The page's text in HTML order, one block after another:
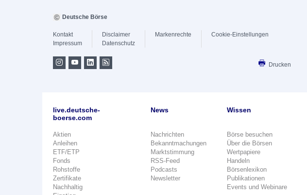
Deutsche Börse
Kontakt
Impressum
Disclaimer
Datenschutz
Markenrechte Cookie-Einstellungen
Drucken
live.deutsche-
boerse.com
Aktien
Anleihen
ETF/ETP
Fonds
Rohstoffe
Zertifikate
Nachhaltig
News
Nachrichten
Bekanntmachungen
Marktstimmung
RSS-Feed
Podcasts
Newsletter
Wissen
Börse besuchen
Über die Börsen
Wertpapiere
Handeln
Börsenlexikon
Publikationen
Events und Webinare